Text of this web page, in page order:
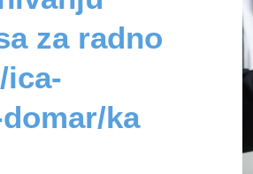
za radno
ica-
ka